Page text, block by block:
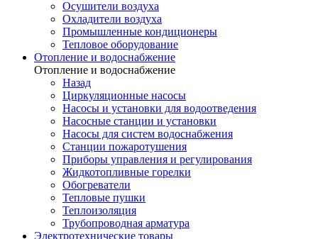
Осушители воздуха
Охладители воздуха
Промышленные кондиционеры
Тепловое оборудование
Отопление и водоснабжение
Отопление и водоснабжение
Назад
Циркуляционные насосы
Насосы и установки для водоотведения
Насосные станции и установки
Насосы для систем водоснабжения
Станции пожаротушения
Приборы управления и регулирования
Жидкотопливные горелки
Обогреватели
Тепловые пушки
Теплоизоляция
Трубопроводная арматура
Электротехнические товары